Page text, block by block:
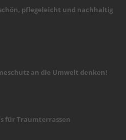
pflegeleicht und nachhaltig
an die Umwelt denken!
für Traumterrassen